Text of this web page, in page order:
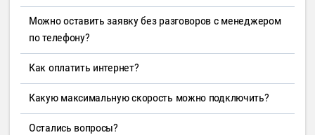
Можно оставить заявку без разговоров с менеджером
по телефону?
Как оплатить интернет?
Какую максимальную скорость можно подключить?
Остались вопросы?